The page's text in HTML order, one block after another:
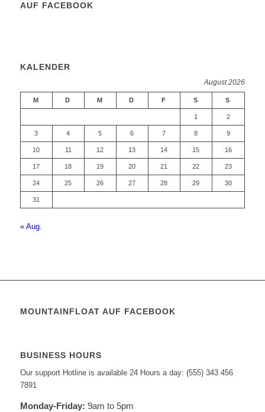
AUF FACEBOOK
KALENDER
August 2026
M D M D F S S
1 2
3 4 5 6 7 8 9
10 11 12 13 14 15 16
17 18 19 20 21 22 23
24 25 26 27 28 29 30
31
« Aug.
MOUNTAINFLOAT AUF FACEBOOK
BUSINESS HOURS
Our support Hotline is available 24 Hours a day: (555) 343 456
7891
Monday-Friday: 9am to 5pm